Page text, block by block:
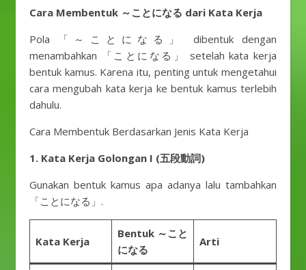
Cara Membentuk ～ことになる dari Kata Kerja
Pola 「～ことになる」 dibentuk dengan
menambahkan 「ことになる」 setelah kata kerja
bentuk kamus. Karena itu, penting untuk mengetahui
cara mengubah kata kerja ke bentuk kamus terlebih
dahulu.
Cara Membentuk Berdasarkan Jenis Kata Kerja
1. Kata Kerja Golongan I (五段動詞)
Gunakan bentuk kamus apa adanya lalu tambahkan
「ことになる」.
Kata Kerja
Bentuk ～こと
になる
Arti